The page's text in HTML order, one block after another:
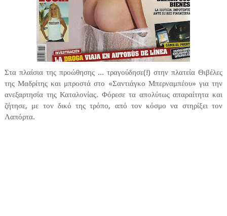
Στα πλαίσια της προώθησης ... τραγούδησε(!) στην πλατεία Θιβέλες
της Μαδρίτης και μπροστά στο «Σαντιάγκο Μπερναμπέου» για την
ανεξαρτησία της Καταλονίας. Φόρεσε τα απολύτως απαραίτητα και
ζήτησε, με τον δικό της τρόπο, από τον κόσμο να στηρίξει τον
Λαπόρτα.